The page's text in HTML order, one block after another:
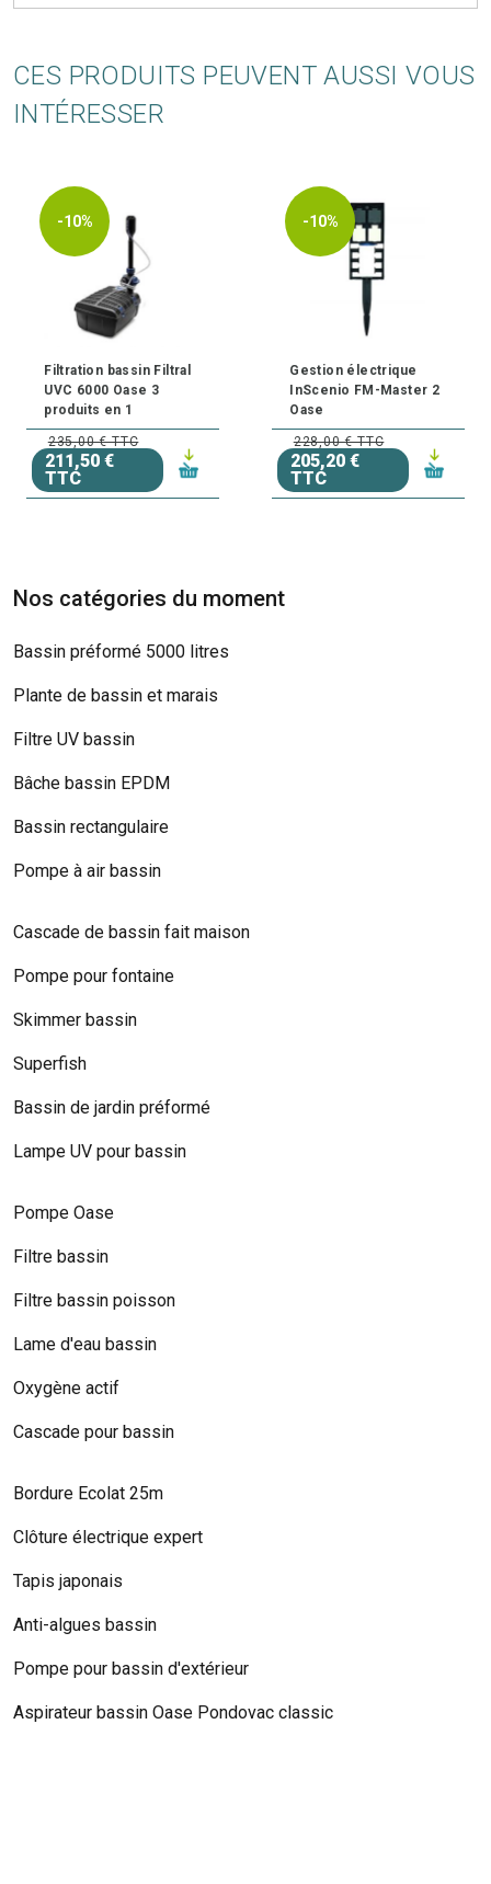
CES PRODUITS PEUVENT AUSSI VOUS
INTÉRESSER
-10%
Filtration bassin Filtral
UVC 6000 Oase 3
produits en 1
235,00 € TTC
211,50 €
TTC
-10%
Gestion électrique
InScenio FM-Master 2
Oase
228,00 € TTC
205,20 €
TTC
Nos catégories du moment
Bassin préformé 5000 litres
Plante de bassin et marais
Filtre UV bassin
Bâche bassin EPDM
Bassin rectangulaire
Pompe à air bassin
Cascade de bassin fait maison
Pompe pour fontaine
Skimmer bassin
Superfish
Bassin de jardin préformé
Lampe UV pour bassin
Pompe Oase
Filtre bassin
Filtre bassin poisson
Lame d'eau bassin
Oxygène actif
Cascade pour bassin
Bordure Ecolat 25m
Clôture électrique expert
Tapis japonais
Anti-algues bassin
Pompe pour bassin d'extérieur
Aspirateur bassin Oase Pondovac classic